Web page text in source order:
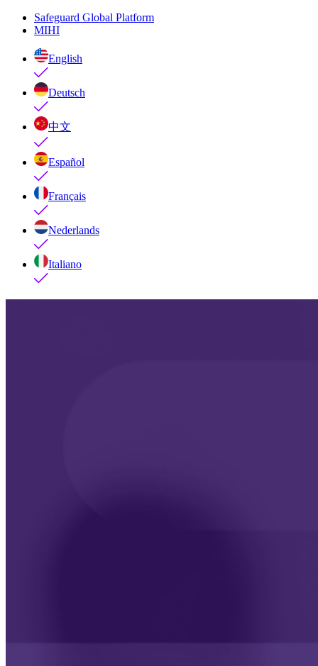
Safeguard Global Platform
MIHI
English
Deutsch
中文
Español
Français
Nederlands
Italiano